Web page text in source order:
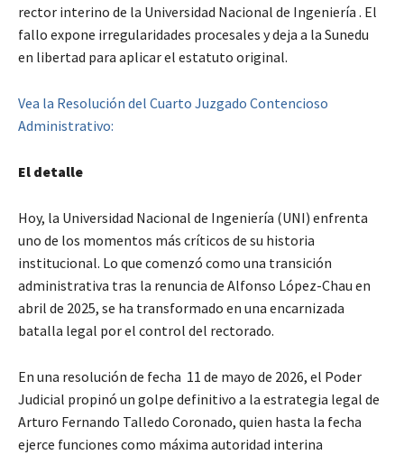
rector interino de la Universidad Nacional de Ingeniería . El
fallo expone irregularidades procesales y deja a la Sunedu
en libertad para aplicar el estatuto original.
Vea la Resolución del Cuarto Juzgado Contencioso
Administrativo:
El detalle
Hoy, la Universidad Nacional de Ingeniería (UNI) enfrenta
uno de los momentos más críticos de su historia
institucional. Lo que comenzó como una transición
administrativa tras la renuncia de Alfonso López-Chau en
abril de 2025, se ha transformado en una encarnizada
batalla legal por el control del rectorado.
En una resolución de fecha 11 de mayo de 2026, el Poder
Judicial propinó un golpe definitivo a la estrategia legal de
Arturo Fernando Talledo Coronado, quien hasta la fecha
ejerce funciones como máxima autoridad interina